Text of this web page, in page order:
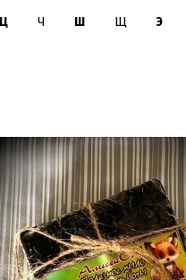
Ц Ч Ш Щ Э